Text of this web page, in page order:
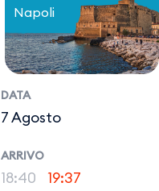
Napoli
DATA
7 Agosto
ARRIVO
18:40 19:37